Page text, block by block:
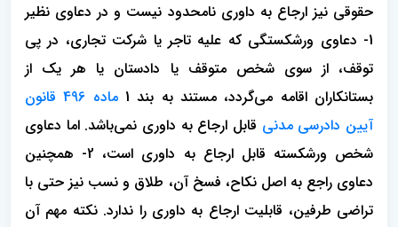
حقوقی نیز ارجاع به داوری نامحدود نیست و در دعاوی نظیر
1- دعاوی ورشکستگی که علیه تاجر یا شرکت تجاری، در پی
توقف، از سوی شخص متوقف یا دادستان یا هر یک از
بستانکاران اقامه می‌گردد، مستند به بند 1
ماده 496 قانون
آیین دادرسی مدنی قابل ارجاع به داوری نمی‌باشد. اما دعاوی
شخص ورشکسته قابل ارجاع به داوری است، 2- همچنین
دعاوی راجع به اصل نکاح، فسخ آن، طلاق و نسب نیز حتی با
تراضی طرفین، قابلیت ارجاع به داوری را ندارد. نکته مهم آن